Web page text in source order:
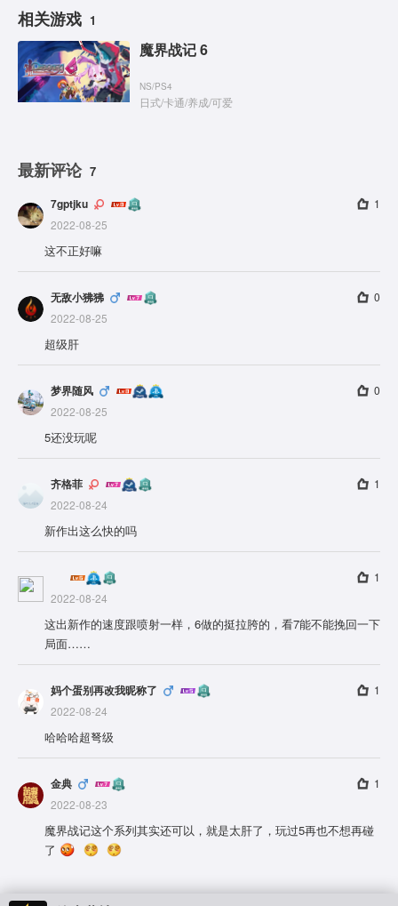
相关游戏 1
魔界战记 6
NS/PS4
日式/卡通/养成/可爱
最新评论 7
7gptjku
2022-08-25
1
这不正好嘛
无敌小狒狒
2022-08-25
0
超级肝
梦界随风
2022-08-25
0
5还没玩呢
齐格菲
2022-08-24
1
新作出这么快的吗
2022-08-24
1
这出新作的速度跟喷射一样，6做的挺拉胯的，看7能不能挽回一下
局面……
妈个蛋别再改我昵称了
2022-08-24
1
哈哈哈超弩级
金典
2022-08-23
1
魔界战记这个系列其实还可以，就是太肝了，玩过5再也不想再碰
了